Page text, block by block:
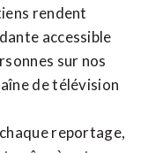
rendent
accessible
sur nos
de télévision
reportage,